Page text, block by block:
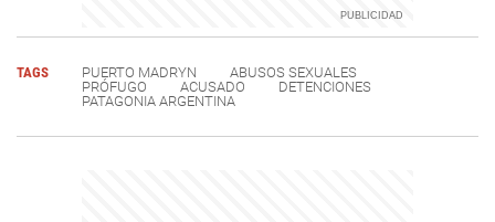
TAGS PUERTO MADRYN
ABUSOS SEXUALES
PRÓFUGO
ACUSADO
DETENCIONES
PATAGONIA ARGENTINA